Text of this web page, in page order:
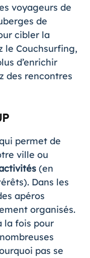
voyageurs de
de
cibler la
le Couchsurfing,
d’enrichir
des rencontres
permet de
ville ou
(en
Dans les
apéros
organisés.
la fois pour
pas se